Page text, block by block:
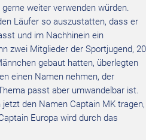
weiter verwenden würden.
Läufer so auszustatten, dass er
und im Nachhinein ein
zwei Mitglieder der Sportjugend, 20
gebaut hatten, überlegten
einen Namen nehmen, der
passt aber umwandelbar ist.
den Namen Captain MK tragen,
Europa wird durch das